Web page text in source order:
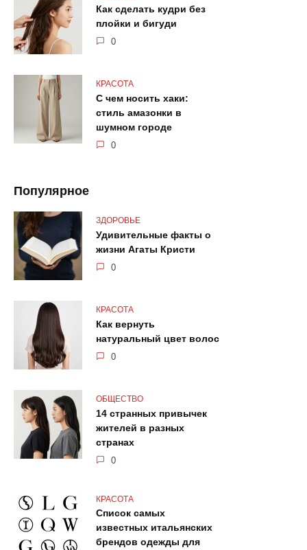
Как сделать кудри без
плойки и бигуди
0
КРАСОТА
С чем носить хаки:
стиль амазонки в
шумном городе
0
Популярное
ЗДОРОВЬЕ
Удивительные факты о
жизни Агаты Кристи
0
КРАСОТА
Как вернуть
натуральный цвет волос
0
ОБЩЕСТВО
14 странных привычек
жителей в разных
странах
0
КРАСОТА
Список самых
известных итальянских
брендов одежды для